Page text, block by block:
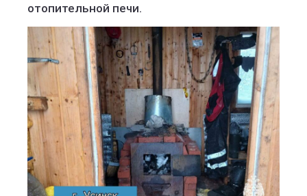
отопительной печи.